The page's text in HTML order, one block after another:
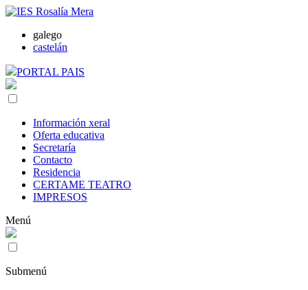
galego
castelán
PORTAL PAIS
Información xeral
Oferta educativa
Secretaría
Contacto
Residencia
CERTAME TEATRO
IMPRESOS
Menú
Submenú